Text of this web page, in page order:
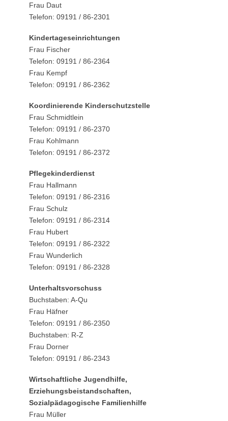
Frau Daut
Telefon: 09191 / 86-2301
Kindertageseinrichtungen
Frau Fischer
Telefon: 09191 / 86-2364
Frau Kempf
Telefon: 09191 / 86-2362
Koordinierende Kinderschutzstelle
Frau Schmidtlein
Telefon: 09191 / 86-2370
Frau Kohlmann
Telefon: 09191 / 86-2372
Pflegekinderdienst
Frau Hallmann
Telefon: 09191 / 86-2316
Frau Schulz
Telefon: 09191 / 86-2314
Frau Hubert
Telefon: 09191 / 86-2322
Frau Wunderlich
Telefon: 09191 / 86-2328
Unterhaltsvorschuss
Buchstaben: A-Qu
Frau Häfner
Telefon: 09191 / 86-2350
Buchstaben: R-Z
Frau Dorner
Telefon: 09191 / 86-2343
Wirtschaftliche Jugendhilfe,
Erziehungsbeistandschaften,
Sozialpädagogische Familienhilfe
Frau Müller